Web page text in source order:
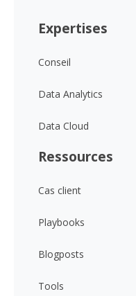
Expertises
Conseil
Data Analytics
Data Cloud
Ressources
Cas client
Playbooks
Blogposts
Tools